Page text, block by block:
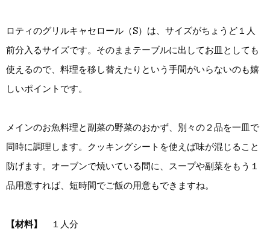
ロティのグリルキャセロール（S）は、サイズがちょうど１人
前分入るサイズです。そのままテーブルに出してお皿としても
使えるので、料理を移し替えたりという手間がいらないのも嬉
しいポイントです。
メインのお魚料理と副菜の野菜のおかず、別々の２品を一皿で
同時に調理します。クッキングシートを使えば味が混じること
防げます。オーブンで焼いている間に、スープや副菜をもう１
品用意すれば、短時間でご飯の用意もできますね。
【材料】 １人分